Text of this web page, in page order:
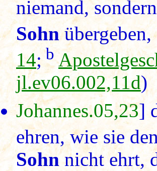
niemand, sondern
Sohnübergeben,
14;b
jl.ev06.002,11d)
Johannes.05,23]
ehren, wie sie
Sohnnicht ehrt,